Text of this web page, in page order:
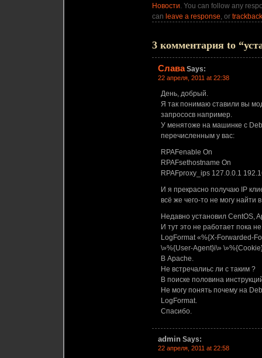
Новости. You can follow any
can leave a response, or trackback
3 комментария to
СлаваSays:
22 апреля, 2011 at 22:38
День, добрый.
Я так понимаю ставили вы
запрососв например.
У менятоже на машинке с
перечисленным у вас:
RPAFenable On
RPAFsethostname On
RPAFproxy_ips 127.0.0.1
И я прекрасно получаю IP
всё же чего-то не могу найти
Недавно установил CentOS,
И тут это не работает пока
LogFormat «%{X-Forwarded-
\»%{User-Agent}i\»
В Apache.
Не встречалиьс ли с таким ?
В поиске половина
Не могу понять почему на
LogFormat.
Cпасибо.
admin Says:
22 апреля, 2011 at 22:58